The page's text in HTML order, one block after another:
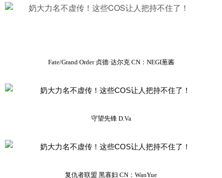
Fate/Grand Order 贞德·达尔克 CN：NEGI葱酱
守望先锋 D.Va
复仇者联盟 黑寡妇 CN：WanYue